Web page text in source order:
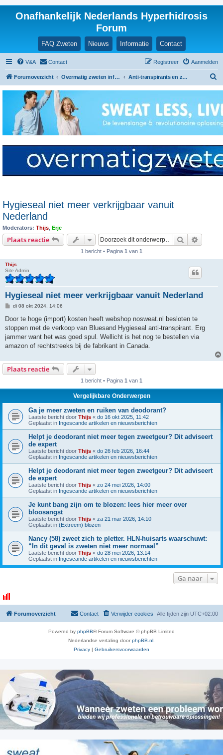
Onafhankelijk Nederlands Hyperhidrosis
Forum
FAQ Zweten Nieuws Informatie Contact
V&A Contact Aanmelden
Registreer
Forumoverzicht Overmatig zweten informatie en ervaringen Anti-transpirants en zalfjes
k
Hygieseal niet meer verkrijgbaar vanuit
Nederland
Moderators: Thijs Erje
Plaats reactie Zoek
1 bericht • Pagina 1 van 1
Thijs
Site Admin
Hygieseal niet meer verkrijgbaar vanuit Nederland
B
r
c
h
di 08 okt 2024, 14:06
Door te hoge (import) kosten heeft webshop nosweat.nl besloten te
stoppen met de verkoop van Bluesand Hygieseal anti-transpirant. Erg
jammer want het was goed spul. Wellicht is het nog te bestellen via
amazon of rechtstreeks bij de fabrikant in Canada.
Plaats reactie
1 bericht • Pagina 1 van 1
Vergelijkbare Onderwerpen
Ga je meer zweten en ruiken van deodorant?
Laatste bericht door Thijs « do 16 okt 2025, 11:42
Geplaatst in Ingescande artikelen en nieuwsberichten
Helpt je deodorant niet meer tegen zweetgeur? Dit adviseert
de expert
Laatste bericht door Thijs « do 26 feb 2026, 16:44
Geplaatst in Ingescande artikelen en nieuwsberichten
Helpt je deodorant niet meer tegen zweetgeur? Dit adviseert
de expert
Laatste bericht door Thijs « zo 24 mei 2026, 14:00
Geplaatst in Ingescande artikelen en nieuwsberichten
Je kunt bang zijn om te blozen: lees hier meer over
bloosangst
Laatste bericht door Thijs « za 21 mar 2026, 14:10
Geplaatst in (Extreem) blozen
Nancy (58) zweet zich te pletter. HLN-huisarts waarschuwt:
“In dit geval is zweten niet meer normaal”
Laatste bericht door Thijs « do 28 mei 2026, 13:14
Geplaatst in Ingescande artikelen en nieuwsberichten
Ga naar
Forumoverzicht Alle tijden zijn UTC+02:00
Verwijder cookies
Contact
Powered by phpBB® Forum Software © phpBB Limited
Nederlandse vertaling doorphpBB.nl
Privacy | Gebruikersvoorwaarden